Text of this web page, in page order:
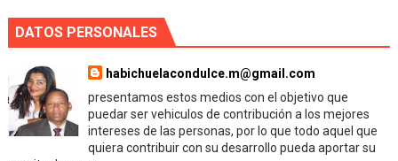
DATOS PERSONALES
habichuelacondulce.m@gmail.com
presentamos estos medios con el objetivo que
puedar ser vehiculos de contribución a los mejores
intereses de las personas, por lo que todo aquel que
quiera contribuir con su desarrollo pueda aportar su